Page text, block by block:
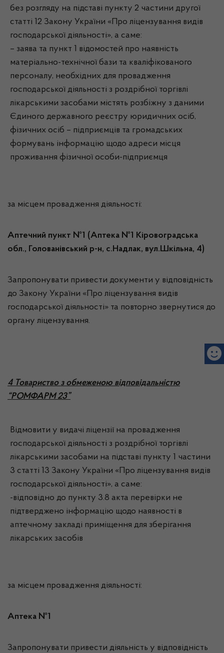
без розгляду на підставі пункту 2 частини другої
статті 12 Закону України «Про ліцензування видів
господарської діяльності», а саме:
– заява та пункт 1 відомостей про наявність
матеріально-технічної бази та кваліфікованого
персоналу, необхідних для провадження
господарської діяльності з роздрібної торгівлі
лікарськими засобами містять розбіжну з даними
Єдиного державного реєстру юридичних осіб,
фізичних осіб – підприємців та громадських
формувань інформацію щодо адреси місця
проживання фізичної особи-підприємця
за місцем провадження діяльності:
Аптечний пункт №1 (Аптека №1 Кіровоградська
обл., Голованівський р-н, с.Надлак, вул.Шкільна, 4)
Запропонувати привести документи у відповідність
до Закону України «Про ліцензування видів
господарської діяльності» та повторно звернутися до
органу ліцензування.
4 Товариство з обмеженою відповідальністю
“РОМФАРМ 23”
Відмовити у видачі ліцензії на провадження
господарської діяльності з роздрібної торгівлі
лікарськими засобами на підставі пункту 1 частини
3 статті 13 Закону України «Про ліцензування видів
господарської діяльності», а саме:
-відповідно до пункту 3.8 акта перевірки не
підтверджено інформацію щодо наявності в
аптечному закладі приміщення для зберігання
лікарських засобів
за місцем провадження діяльності:
Аптека №1
Запропонувати привести діяльність у відповідність